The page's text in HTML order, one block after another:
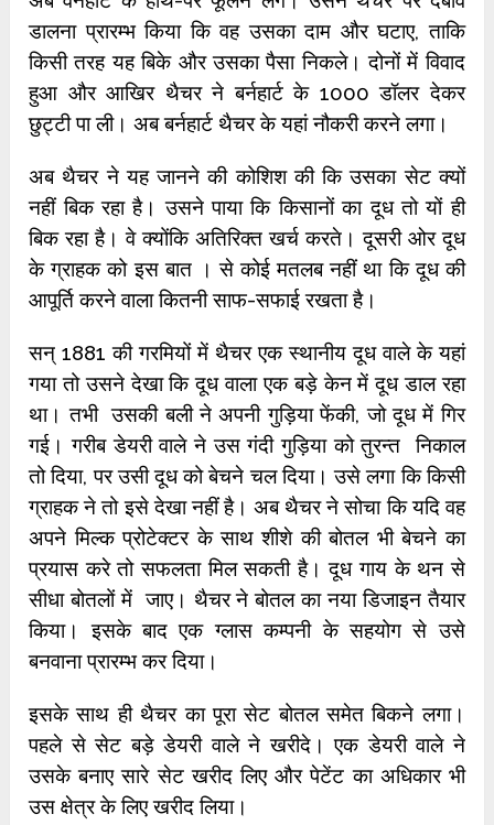
डालना प्रारम्भ किया कि वह उसका दाम और घटाए, ताकि
किसी तरह यह बिके और उसका पैसा निकले। दोनों में विवाद
हुआ और आखिर थैचर ने बर्नहार्ट के 1000 डॉलर देकर
छुट्टी पा ली। अब बर्नहार्ट थैचर के यहां नौकरी करने लगा।
अब थैचर ने यह जानने की कोशिश की कि उसका सेट क्यों
नहीं बिक रहा है। उसने पाया कि किसानों का दूध तो यों ही
बिक रहा है। वे क्योंकि अतिरिक्त खर्च करते। दूसरी ओर दूध
के ग्राहक को इस बात । से कोई मतलब नहीं था कि दूध की
आपूर्ति करने वाला कितनी साफ-सफाई रखता है।
सन् 1881 की गरमियों में थैचर एक स्थानीय दूध वाले के यहां
गया तो उसने देखा कि दूध वाला एक बड़े केन में दूध डाल रहा
था। तभी उसकी बली ने अपनी गुड़िया फेंकी, जो दूध में गिर
गई। गरीब डेयरी वाले ने उस गंदी गुड़िया को तुरन्त निकाल
तो दिया, पर उसी दूध को बेचने चल दिया। उसे लगा कि किसी
ग्राहक ने तो इसे देखा नहीं है। अब थैचर ने सोचा कि यदि वह
अपने मिल्क प्रोटेक्टर के साथ शीशे की बोतल भी बेचने का
प्रयास करे तो सफलता मिल सकती है। दूध गाय के थन से
सीधा बोतलों में जाए। थैचर ने बोतल का नया डिजाइन तैयार
किया। इसके बाद एक ग्लास कम्पनी के सहयोग से उसे
बनवाना प्रारम्भ कर दिया।
इसके साथ ही थैचर का पूरा सेट बोतल समेत बिकने लगा।
पहले से सेट बड़े डेयरी वाले ने खरीदे। एक डेयरी वाले ने
उसके बनाए सारे सेट खरीद लिए और पेटेंट का अधिकार भी
उस क्षेत्र के लिए खरीद लिया।